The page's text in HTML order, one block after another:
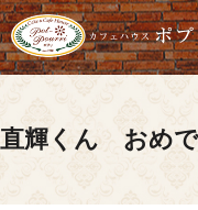
直輝くん おめで